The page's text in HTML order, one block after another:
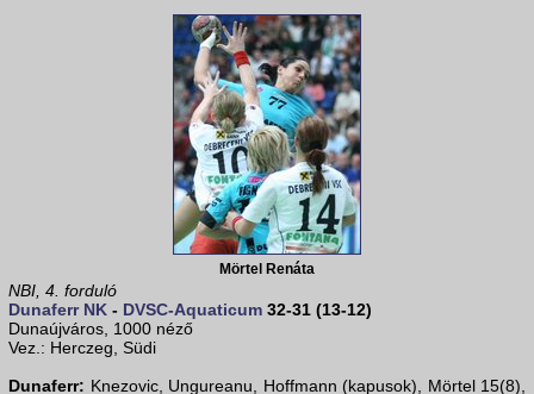
Mörtel Renáta
NBI, 4. forduló
Dunaferr NK - DVSC-Aquaticum 32-31 (13-12)
Dunaújváros, 1000 néző
Vez.: Herczeg, Südi
Dunaferr: Knezovic, Ungureanu, Hoffmann (kapusok), Mörtel 15(8),